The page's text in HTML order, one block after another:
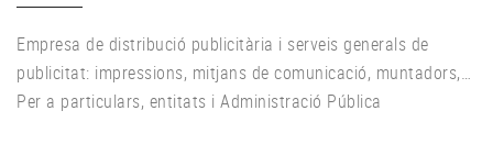
Empresa de distribució publicitària i serveis generals de
publicitat: impressions, mitjans de comunicació, muntadors,…
Per a particulars, entitats i Administració Pública